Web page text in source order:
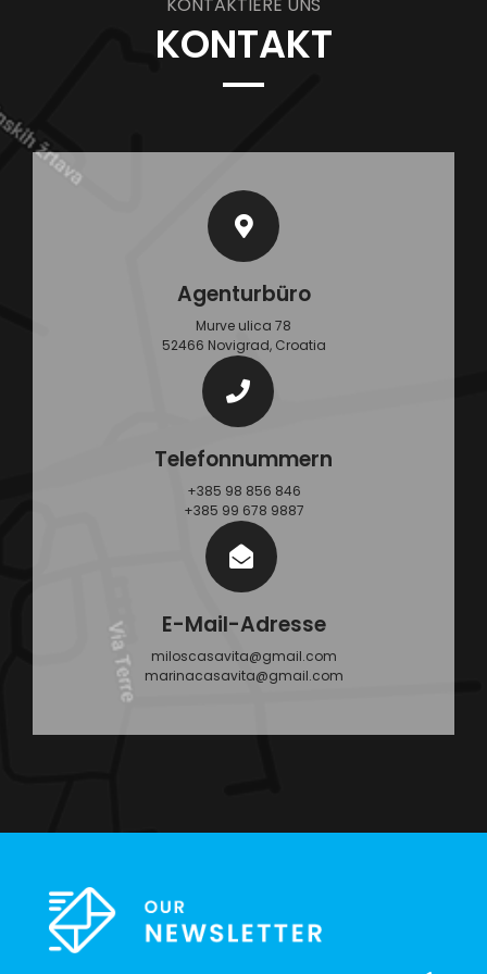
KONTAKT
Agenturbüro
Murve ulica 78
52466 Novigrad, Croatia
Telefonnummern
+385 98 856 846
+385 99 678 9887
E-Mail-Adresse
miloscasavita@gmail.com
marinacasavita@gmail.com